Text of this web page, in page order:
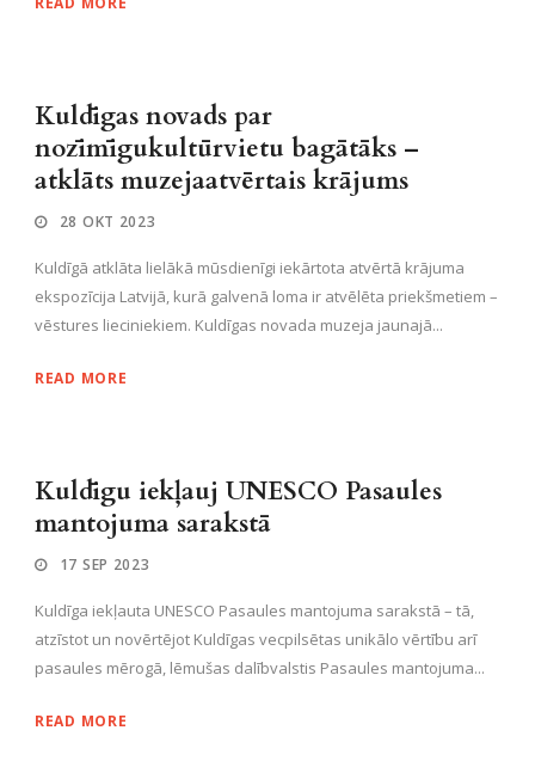
Kuldīgas novads par
nozīmīgukultūrvietu bagātāks –
atklāts muzejaatvērtais krājums
28 OKT 2023
Kuldīgā atklāta lielākā mūsdienīgi iekārtota atvērtā krājuma
ekspozīcija Latvijā, kurā galvenā loma ir atvēlēta priekšmetiem –
vēstures lieciniekiem. Kuldīgas novada muzeja jaunajā...
READ MORE
Kuldīgu iekļauj UNESCO Pasaules
mantojuma sarakstā
17 SEP 2023
Kuldīga iekļauta UNESCO Pasaules mantojuma sarakstā – tā,
atzīstot un novērtējot Kuldīgas vecpilsētas unikālo vērtību arī
pasaules mērogā, lēmušas dalībvalstis Pasaules mantojuma...
READ MORE